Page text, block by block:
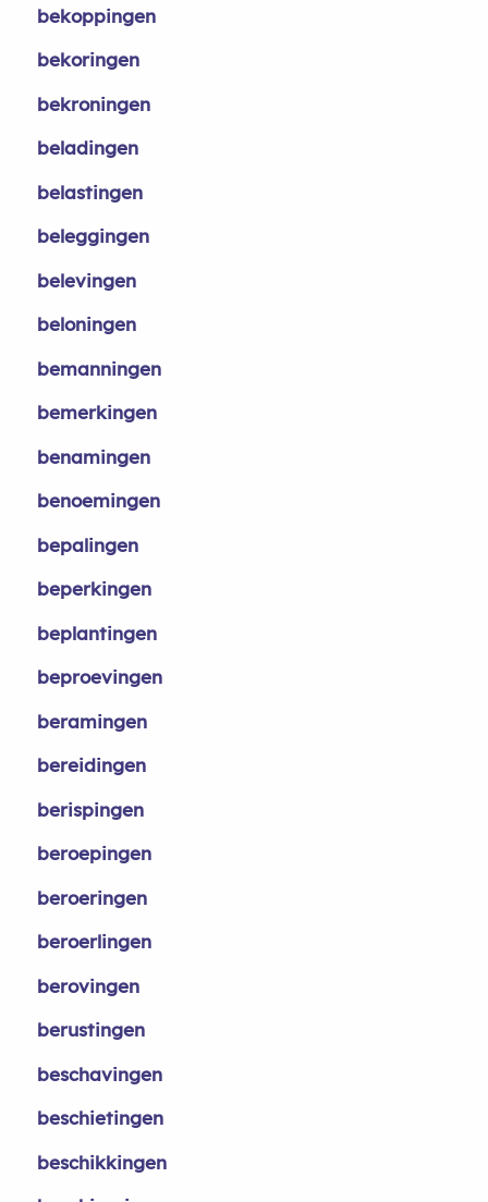
bekoppingen
bekoringen
bekroningen
beladingen
belastingen
beleggingen
belevingen
beloningen
bemanningen
bemerkingen
benamingen
benoemingen
bepalingen
beperkingen
beplantingen
beproevingen
beramingen
bereidingen
berispingen
beroepingen
beroeringen
beroerlingen
berovingen
berustingen
beschavingen
beschietingen
beschikkingen